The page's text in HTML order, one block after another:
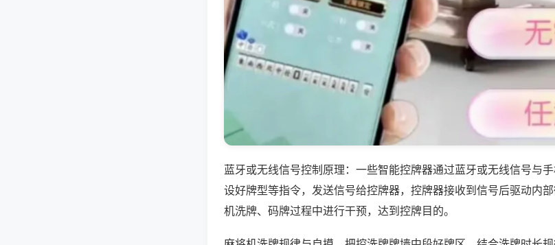
蓝牙或无线信号控制原理：一些智能控牌器通过蓝牙或无线信号与
设好牌型等指令，发送信号给控牌器，控牌器接收到信号后驱动内
机洗牌、码牌过程中进行干预，达到控牌目的。